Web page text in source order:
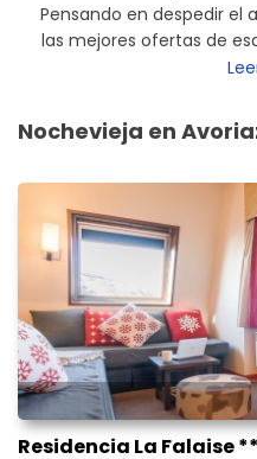
Pensando en despedir el
las mejores ofertas de
para que aproveches
Nochevieja en
Residencia La Falaise **